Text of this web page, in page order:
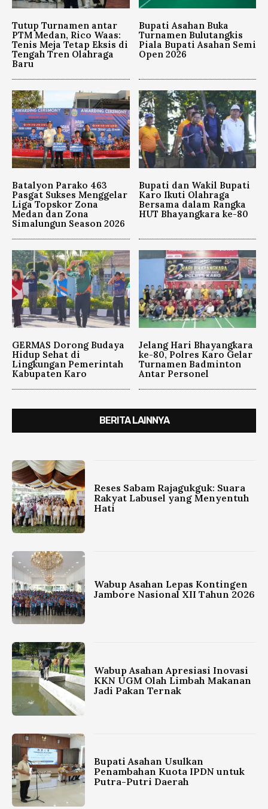
Tutup Turnamen antar
PTM Medan, Rico Waas:
Tenis Meja Tetap Eksis di
Tengah Tren Olahraga
Baru
Bupati Asahan Buka
Turnamen Bulutangkis
Piala Bupati Asahan Semi
Open 2026
Batalyon Parako 463
Pasgat Sukses Menggelar
Liga Topskor Zona
Medan dan Zona
Simalungun Season 2026
Bupati dan Wakil Bupati
Karo Ikuti Olahraga
Bersama dalam Rangka
HUT Bhayangkara ke-80
GERMAS Dorong Budaya
Hidup Sehat di
Lingkungan Pemerintah
Kabupaten Karo
Jelang Hari Bhayangkara
ke-80, Polres Karo Gelar
Turnamen Badminton
Antar Personel
BERITA LAINNYA
Reses Sabam Rajagukguk: Suara
Rakyat Labusel yang Menyentuh
Hati
Wabup Asahan Lepas Kontingen
Jambore Nasional XII Tahun 2026
Wabup Asahan Apresiasi Inovasi
KKN UGM Olah Limbah Makanan
Jadi Pakan Ternak
Bupati Asahan Usulkan
Penambahan Kuota IPDN untuk
Putra-Putri Daerah